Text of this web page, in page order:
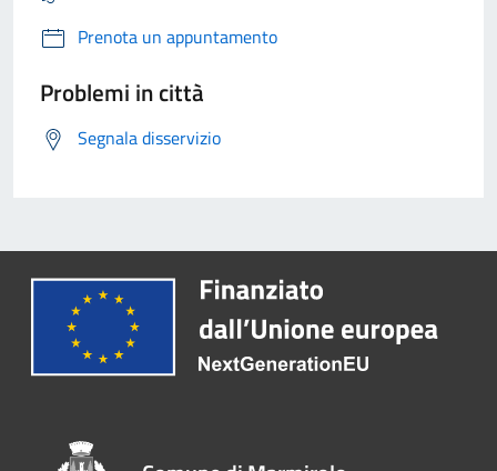
Prenota un appuntamento
Problemi in città
Segnala disservizio